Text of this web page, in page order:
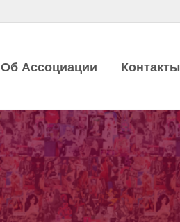
Об Ассоциации Контакты